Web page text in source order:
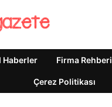
Haberler Firma Rehberi
Çerez Politikası